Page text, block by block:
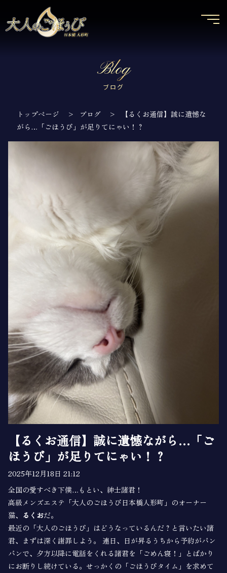
ブログ
Blog
トップページ > ブログ >
【るくお通信】誠に遺憾な
がら…「ごほうび」が足りてにゃい！？
【るくお通信】誠に遺憾ながら…「ご
ほうび」が足りてにゃい！？
2025年12月18日 21:12
全国の愛すべき下僕…もとい、紳士諸君！
高級メンズエステ「大人のごほうび日本橋人形町」のオーナー
猫、 るくおだ。
最近の「大人のごほうび」はどうなっているんだ？と言いたい諸
君、まずは深く謝罪しよう。 連日、日が昇るうちから予約がパン
パンで、夕方以降に電話をくれる諸君を「ごめん寝！」とばかり
にお断りし続けている。せっかくの「ごほうびタイム」を求めて